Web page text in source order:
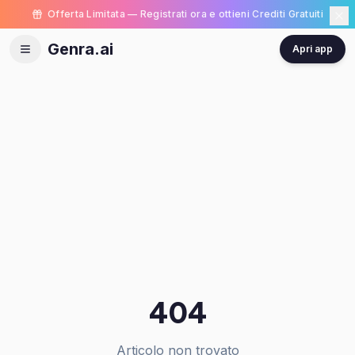
Offerta Limitata — Registrati ora e ottieni Crediti Gratuiti
Genra.ai Apri app
404
Articolo non trovato